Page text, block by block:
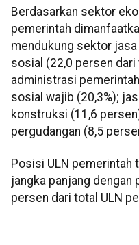
Berdasarkan sektor
pemerintah
mendukung sektor
sosial (22,0 persen
administrasi
sosial wajib (20,3%);
konstruksi (11,6
pergudangan (8,5
Posisi ULN
jangka panjang dengan
persen dari total ULN